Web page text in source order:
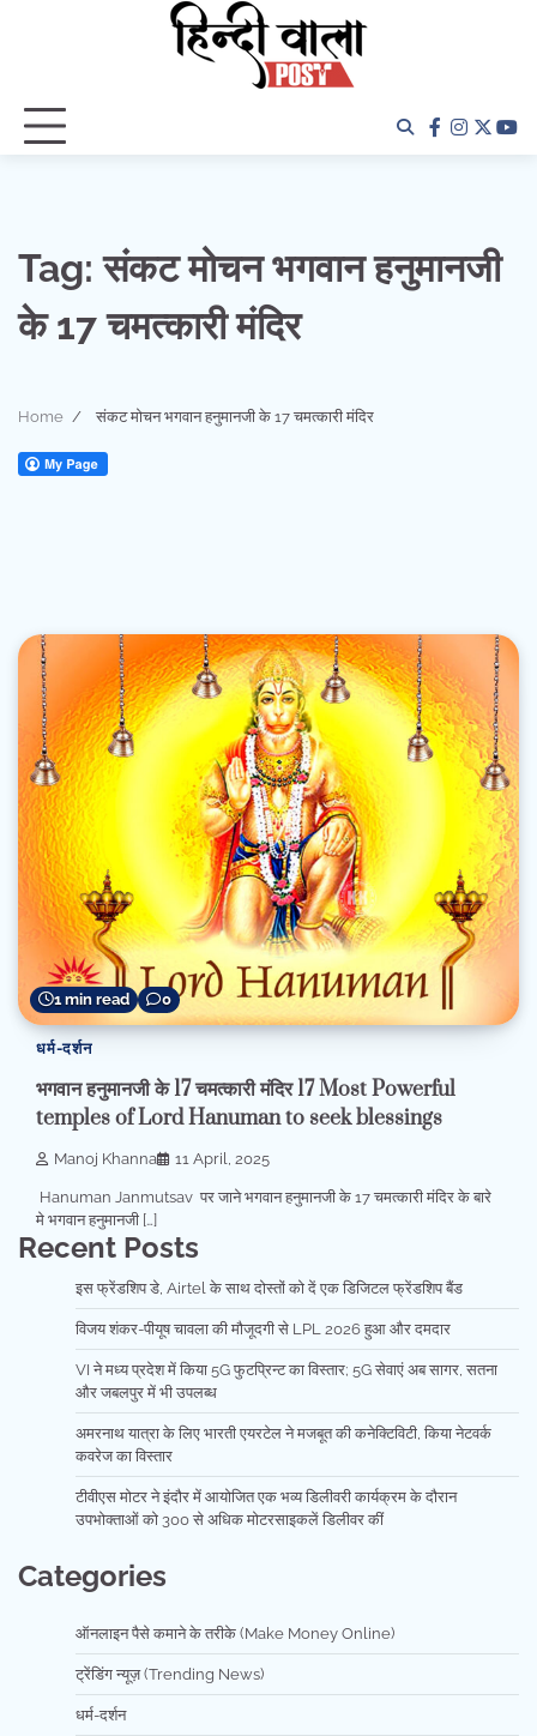
facebook
twitter
Tag:संकट मोचन भगवान हनुमानजी
के 17 चमत्कारी मंदिर
Home संकट मोचन भगवान हनुमानजी के 17 चमत्कारी मंदिर
1 min read 0
धर्म-दर्शन
भगवान हनुमानजी के 17 चमत्कारी मंदिर 17 Most Powerful
temples of Lord Hanuman to seek blessings
Manoj Khanna 11 April, 2025
Hanuman Janmutsav पर जाने भगवान हनुमानजी के 17 चमत्कारी मंदिर के बारे
मे भगवान हनुमानजी […]
Recent Posts
इस फ्रेंडशिप डे, Airtel के साथ दोस्तों को दें एक डिजिटल फ्रेंडशिप बैंड
विजय शंकर-पीयूष चावला की मौजूदगी से LPL 2026 हुआ और दमदार
VI ने मध्य प्रदेश में किया 5G फुटप्रिन्ट का विस्तार; 5G सेवाएं अब सागर, सतना
और जबलपुर में भी उपलब्ध
अमरनाथ यात्रा के लिए भारती एयरटेल ने मजबूत की कनेक्टिविटी, किया नेटवर्क
कवरेज का विस्तार
टीवीएस मोटर ने इंदौर में आयोजित एक भव्य डिलीवरी कार्यक्रम के दौरान
उपभोक्ताओं को 300 से अधिक मोटरसाइकलें डिलीवर कीं
Categories
ऑनलाइन पैसे कमाने के तरीके (Make Money Online)
ट्रेंडिंग न्यूज़ (Trending News)
धर्म-दर्शन